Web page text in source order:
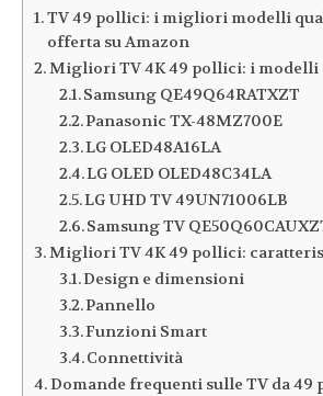
TV 49 pollici: i migliori modelli
offerta su Amazon
Migliori TV 4K 49 pollici: i
Samsung QE49Q64RATXZT
Panasonic TX-48MZ700E
LG OLED48A16LA
LG OLED OLED48C34LA
LG UHD TV 49UN71006LB
Samsung TV
Migliori TV 4K 49 pollici:
Design e dimensioni
Pannello
Funzioni Smart
Connettività
Domande frequenti sulle TV da 49